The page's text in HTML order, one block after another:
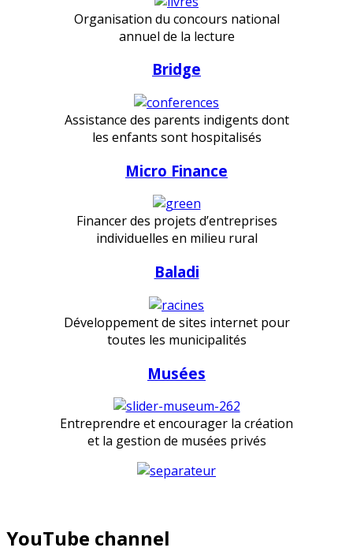
Organisation du concours national
annuel de la lecture
Bridge
Assistance des parents indigents dont
les enfants sont hospitalisés
Micro Finance
Financer des projets d’entreprises
individuelles en milieu rural
Baladi
Développement de sites internet pour
toutes les municipalités
Musées
Entreprendre et encourager la création
et la gestion de musées privés
YouTube channel